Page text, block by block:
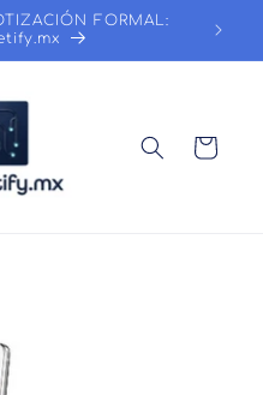
FORMAL:
Carrito